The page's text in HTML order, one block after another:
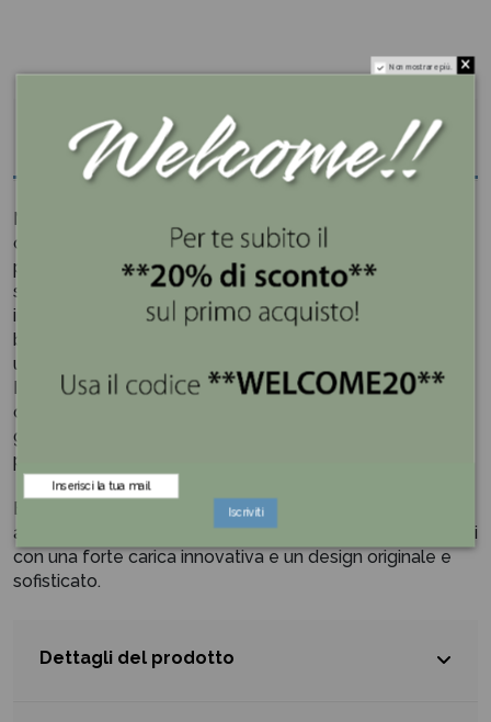
Descrizione
contraddistingue per il suo design iconico e il suo stile
prezioso. Con la forma di due cuori che si
sovrappongono, è un oggetto speciale per un giorno
indimenticabile, capace di simboleggiare l'amore e la
bellezza dell'evento, una bomboniera e una idea regalo
utile che non passa inosservata.
Il loro design e le forme iconiche prendono ispirazione
dai tratti distintivi dell’amore: la musica che riempie le
giornate insieme, la promessa di amore eterno e il
proprio cuore che dedichiamo al partner.
Bugatti progetta e realizza prodotti per la tavola e
accessori per la cucina, posate e piccoli elettrodomestici
con una forte carica innovativa e un design originale e
sofisticato.
Dettagli del prodotto
Non mostrare più.
Iscriviti